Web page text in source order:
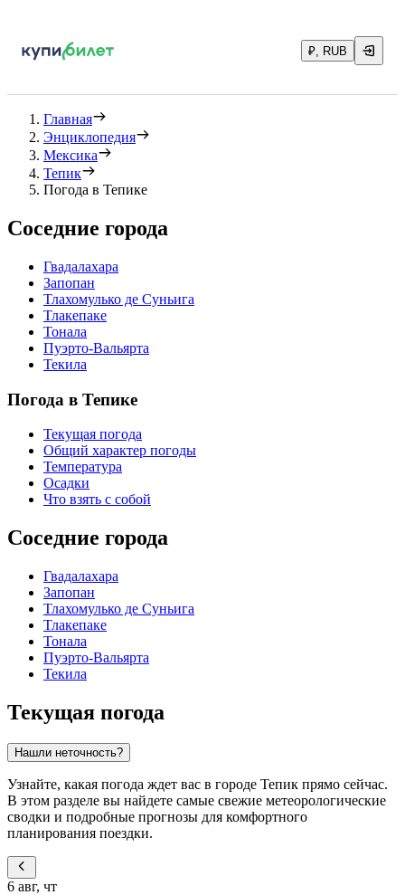
₽, RUB
Главная
Энциклопедия
Мексика
Тепик
Погода в Тепике
Соседние города
Гвадалахара
Запопан
Тлахомулько де Суньига
Тлакепаке
Тонала
Пуэрто-Вальярта
Текила
Погода в Тепике
Текущая погода
Общий характер погоды
Температура
Осадки
Что взять с собой
Соседние города
Гвадалахара
Запопан
Тлахомулько де Суньига
Тлакепаке
Тонала
Пуэрто-Вальярта
Текила
Текущая погода
Нашли неточность?
Узнайте, какая погода ждет вас в городе Тепик прямо сейчас.
В этом разделе вы найдете самые свежие метеорологические
сводки и подробные прогнозы для комфортного
планирования поездки.
6 авг, чт